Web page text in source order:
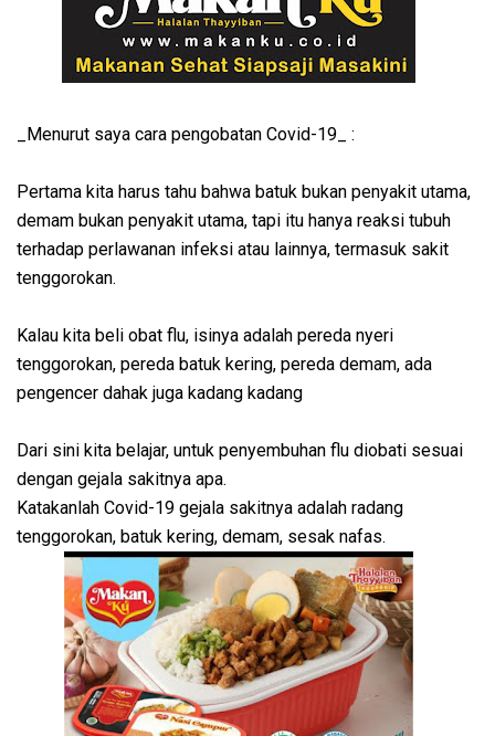
_Menurut saya cara pengobatan Covid-19_ :
Pertama kita harus tahu bahwa batuk bukan penyakit utama,
demam bukan penyakit utama, tapi itu hanya reaksi tubuh
terhadap perlawanan infeksi atau lainnya, termasuk sakit
tenggorokan.
Kalau kita beli obat flu, isinya adalah pereda nyeri
tenggorokan, pereda batuk kering, pereda demam, ada
pengencer dahak juga kadang kadang
Dari sini kita belajar, untuk penyembuhan flu diobati sesuai
dengan gejala sakitnya apa.
Katakanlah Covid-19 gejala sakitnya adalah radang
tenggorokan, batuk kering, demam, sesak nafas.